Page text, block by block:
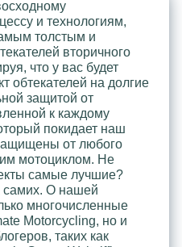
и технологиям,
толстым и
вторичного
что у вас будет
обтекателей на долгие
защитой от
к каждому
покидает наш
от любого
мотоциклом. Не
самые лучшие?
самих. О нашей
многочисленные
Motorcycling, но и
таких как